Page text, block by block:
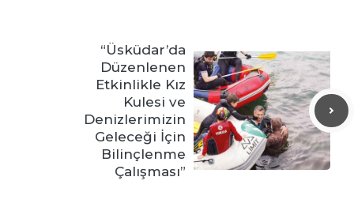
“Üsküdar’da
Düzenlenen
Etkinlikle Kız
Kulesi ve
Denizlerimizin
Geleceği İçin
Bilinçlenme
Çalışması”